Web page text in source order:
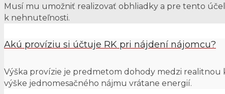
Musí mu umožniť realizovať obhliadky a pre tento
k nehnuteľnosti.
Akú províziu si účtuje RK pri nájdení nájomcu?
Výška provízie je predmetom dohody medzi realitnou
výške jednomesačného nájmu vrátane energií.